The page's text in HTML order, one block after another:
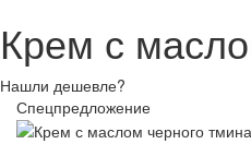
Крем с
Нашли дешевле?
Спецпредложение